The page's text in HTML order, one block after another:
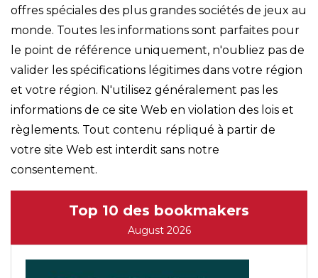
offres spéciales des plus grandes sociétés de jeux au
monde. Toutes les informations sont parfaites pour
le point de référence uniquement, n'oubliez pas de
valider les spécifications légitimes dans votre région
et votre région. N'utilisez généralement pas les
informations de ce site Web en violation des lois et
règlements. Tout contenu répliqué à partir de
votre site Web est interdit sans notre
consentement.
Top 10 des bookmakers
August 2026